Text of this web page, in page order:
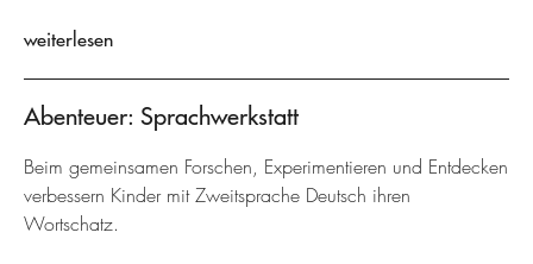
weiterlesen
Abenteuer: Sprachwerkstatt
Beim gemeinsamen Forschen, Experimentieren und Entdecken
verbessern Kinder mit Zweitsprache Deutsch ihren
Wortschatz.